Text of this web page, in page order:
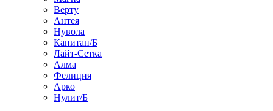
Верту
Антея
Нувола
Капитан/Б
Лайт-Сетка
Алма
Фелиция
Арко
Нулит/Б